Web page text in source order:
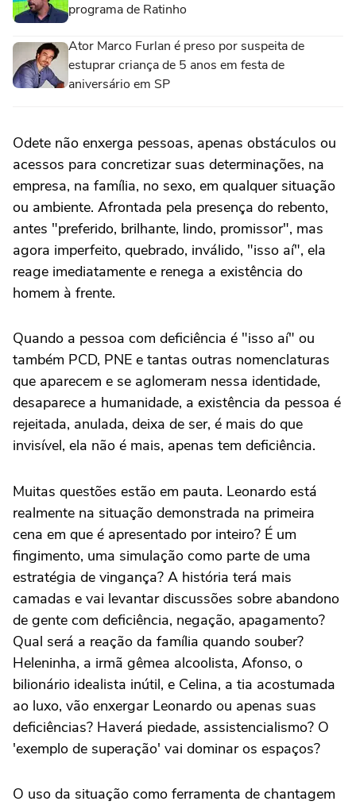
programa de Ratinho
Ator Marco Furlan é preso por suspeita de
estuprar criança de 5 anos em festa de
aniversário em SP
Odete não enxerga pessoas, apenas obstáculos ou
acessos para concretizar suas determinações, na
empresa, na família, no sexo, em qualquer situação
ou ambiente. Afrontada pela presença do rebento,
antes "preferido, brilhante, lindo, promissor", mas
agora imperfeito, quebrado, inválido, "isso aí", ela
reage imediatamente e renega a existência do
homem à frente.
Quando a pessoa com deficiência é "isso aí" ou
também PCD, PNE e tantas outras nomenclaturas
que aparecem e se aglomeram nessa identidade,
desaparece a humanidade, a existência da pessoa é
rejeitada, anulada, deixa de ser, é mais do que
invisível, ela não é mais, apenas tem deficiência.
Muitas questões estão em pauta. Leonardo está
realmente na situação demonstrada na primeira
cena em que é apresentado por inteiro? É um
fingimento, uma simulação como parte de uma
estratégia de vingança? A história terá mais
camadas e vai levantar discussões sobre abandono
de gente com deficiência, negação, apagamento?
Qual será a reação da família quando souber?
Heleninha, a irmã gêmea alcoolista, Afonso, o
bilionário idealista inútil, e Celina, a tia acostumada
ao luxo, vão enxergar Leonardo ou apenas suas
deficiências? Haverá piedade, assistencialismo? O
'exemplo de superação' vai dominar os espaços?
O uso da situação como ferramenta de chantagem